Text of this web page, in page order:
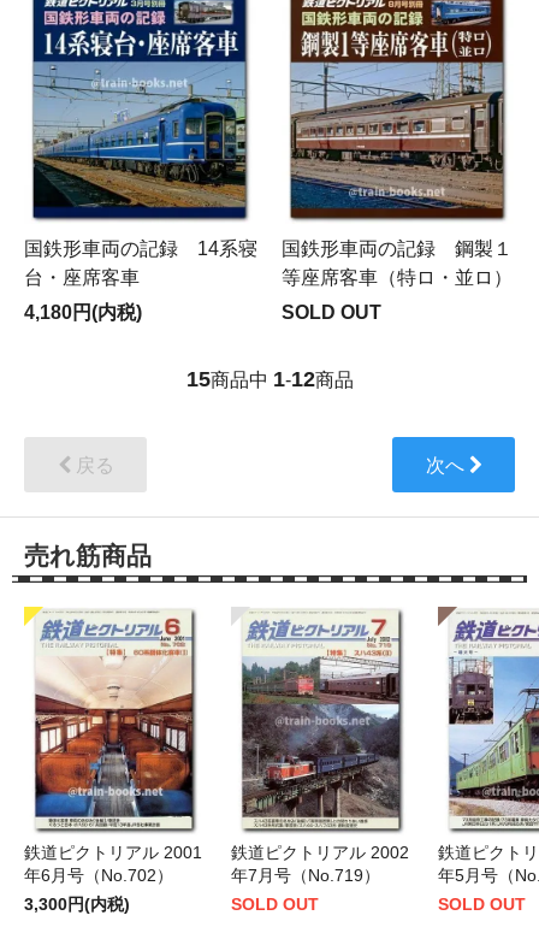
国鉄形車両の記録 14系寝
台・座席客車
4,180円(内税)
国鉄形車両の記録 鋼製１
等座席客車（特ロ・並ロ）
SOLD OUT
15商品中 1-12商品
戻る 次へ
売れ筋商品
鉄道ピクトリアル 2001
年6月号（No.702）
3,300円(内税)
鉄道ピクトリアル 2002
年7月号（No.719）
SOLD OUT
鉄道ピクト
年5月号（
SOLD OUT